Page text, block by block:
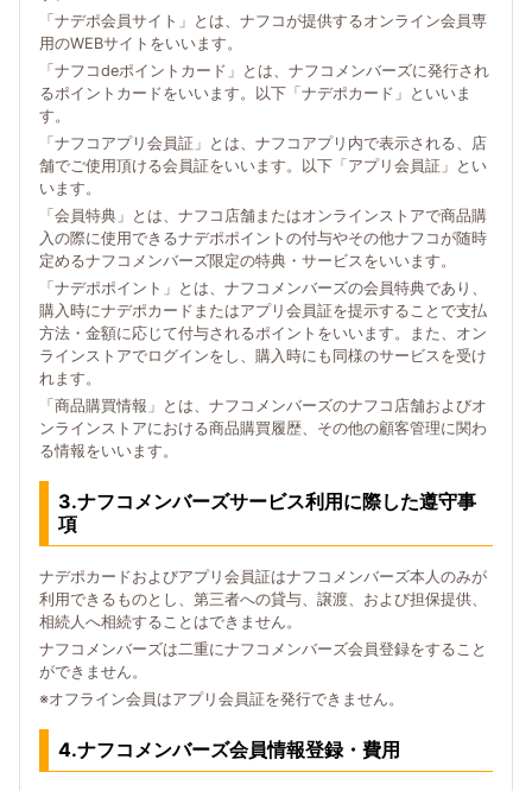
「ナデポ会員サイト」とは、ナフコが提供するオンライン会員専
用のWEBサイトをいいます。
「ナフコdeポイントカード」とは、ナフコメンバーズに発行され
るポイントカードをいいます。以下「ナデポカード」といいま
す。
「ナフコアプリ会員証」とは、ナフコアプリ内で表示される、店
舗でご使用頂ける会員証をいいます。以下「アプリ会員証」とい
います。
「会員特典」とは、ナフコ店舗またはオンラインストアで商品購
入の際に使用できるナデポポイントの付与やその他ナフコが随時
定めるナフコメンバーズ限定の特典・サービスをいいます。
「ナデポポイント」とは、ナフコメンバーズの会員特典であり、
購入時にナデポカードまたはアプリ会員証を提示することで支払
方法・金額に応じて付与されるポイントをいいます。また、オン
ラインストアでログインをし、購入時にも同様のサービスを受け
れます。
「商品購買情報」とは、ナフコメンバーズのナフコ店舗およびオ
ンラインストアにおける商品購買履歴、その他の顧客管理に関わ
る情報をいいます。
3.ナフコメンバーズサービス利用に際した遵守事
項
ナデポカードおよびアプリ会員証はナフコメンバーズ本人のみが
利用できるものとし、第三者への貸与、譲渡、および担保提供、
相続人へ相続することはできません。
ナフコメンバーズは二重にナフコメンバーズ会員登録をすること
ができません。
※オフライン会員はアプリ会員証を発行できません。
4.ナフコメンバーズ会員情報登録・費用